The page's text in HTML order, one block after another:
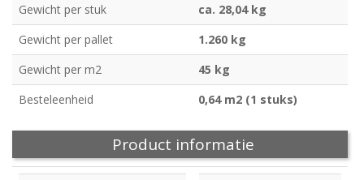
Gewicht per stuk
ca. 28,04 kg
Gewicht per pallet
1.260 kg
Gewicht per m2
45 kg
Besteleenheid
0,64 m2 (1 stuks)
Product informatie